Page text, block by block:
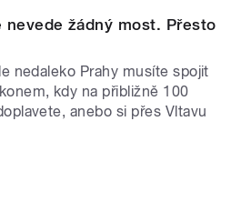
nevede žádný most. Přesto
nedaleko Prahy musíte spojit
kdy na přibližně 100
anebo si přes Vltavu